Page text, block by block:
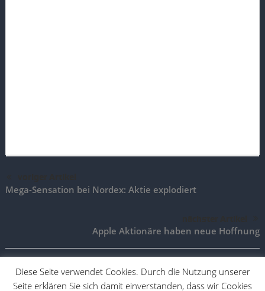
Mega-Sensation bei Nordex: Aktie explodiert
Apple Aktionäre haben neue Hoffnung
TradingAktien.de |Impressum|Vertrag widerrufen|Vertrag
Diese Seite verwendet Cookies. Durch die Nutzung unserer
Seite erklären Sie sich damit einverstanden, dass wir Cookies